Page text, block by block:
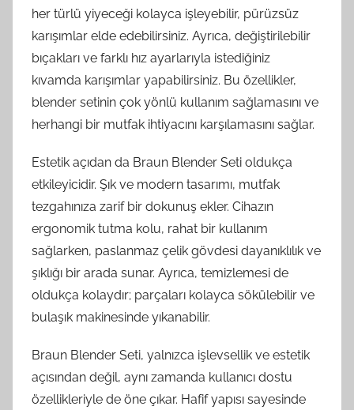
her türlü yiyeceği kolayca işleyebilir, pürüzsüz
karışımlar elde edebilirsiniz. Ayrıca, değiştirilebilir
bıçakları ve farklı hız ayarlarıyla istediğiniz
kıvamda karışımlar yapabilirsiniz. Bu özellikler,
blender setinin çok yönlü kullanım sağlamasını ve
herhangi bir mutfak ihtiyacını karşılamasını sağlar.
Estetik açıdan da Braun Blender Seti oldukça
etkileyicidir. Şık ve modern tasarımı, mutfak
tezgahınıza zarif bir dokunuş ekler. Cihazın
ergonomik tutma kolu, rahat bir kullanım
sağlarken, paslanmaz çelik gövdesi dayanıklılık ve
şıklığı bir arada sunar. Ayrıca, temizlemesi de
oldukça kolaydır; parçaları kolayca sökülebilir ve
bulaşık makinesinde yıkanabilir.
Braun Blender Seti, yalnızca işlevsellik ve estetik
açısından değil, aynı zamanda kullanıcı dostu
özellikleriyle de öne çıkar. Hafif yapısı sayesinde